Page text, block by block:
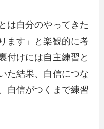
は自分のやってきた
ます」と楽観的に考
付けには自主練習と
た結果、自信につな
自信がつくまで練習